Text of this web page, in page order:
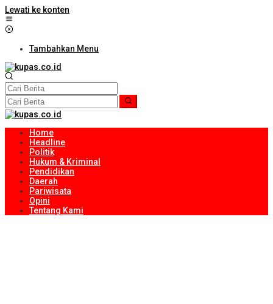
Lewati ke konten
Tambahkan Menu
Home
Headline
Politik
Hukum & Kriminal
Pendidikan
Daerah
Pariwisata
Opini
Tentang Kami